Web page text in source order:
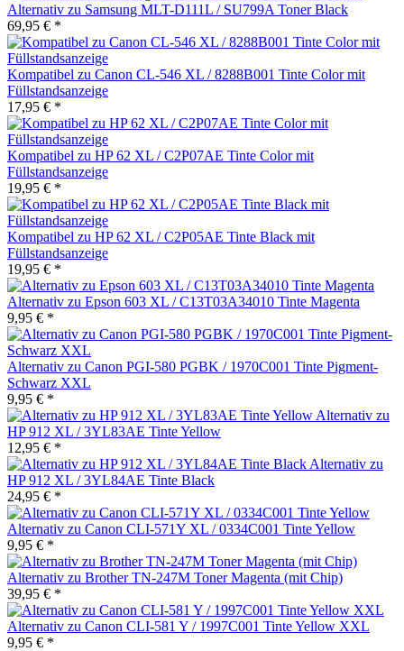
Alternativ zu Samsung MLT-D111L / SU799A Toner Black
69,95 € *
Kompatibel zu Canon CL-546 XL / 8288B001 Tinte Color mit
Füllstandsanzeige
17,95 € *
Kompatibel zu HP 62 XL / C2P07AE Tinte Color mit
Füllstandsanzeige
19,95 € *
Kompatibel zu HP 62 XL / C2P05AE Tinte Black mit
Füllstandsanzeige
19,95 € *
Alternativ zu Epson 603 XL / C13T03A34010 Tinte Magenta
9,95 € *
Alternativ zu Canon PGI-580 PGBK / 1970C001 Tinte Pigment-
Schwarz XXL
9,95 € *
Alternativ zu
HP 912 XL / 3YL83AE Tinte Yellow
12,95 € *
Alternativ zu
HP 912 XL / 3YL84AE Tinte Black
24,95 € *
Alternativ zu Canon CLI-571Y XL / 0334C001 Tinte Yellow
9,95 € *
Alternativ zu Brother TN-247M Toner Magenta (mit Chip)
39,95 € *
Alternativ zu Canon CLI-581 Y / 1997C001 Tinte Yellow XXL
9,95 € *